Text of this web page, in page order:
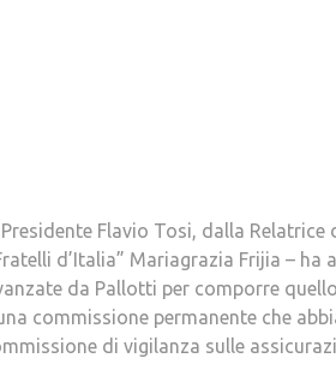
Flavio Tosi, dalla Relatrice
d’Italia” Mariagrazia Frijia –
da Pallotti per comporre
commissione permanente che
di vigilanza sulle